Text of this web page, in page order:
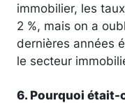
immobilier, les
2 %, mais on a
dernières années
le secteur
6. Pourquoi était-